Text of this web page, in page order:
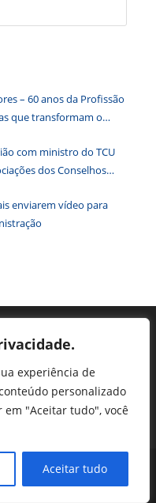
experiência de
personalizado
em "Aceitar tudo", você
Aceitar tudo
a
– 60 anos da Profissão
que transformam o
com ministro do TCU
dos Conselhos
enviarem vídeo para
Ouvidoria